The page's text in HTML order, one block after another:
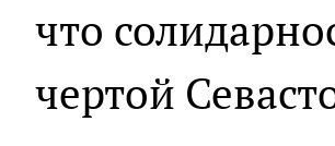
что
чертой